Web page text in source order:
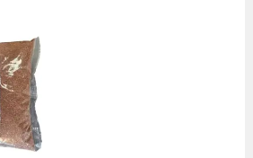
Saco de 1 kg
Comprimento 35 x Profundidade
5 x Altura 35 cm
1,0 quilo